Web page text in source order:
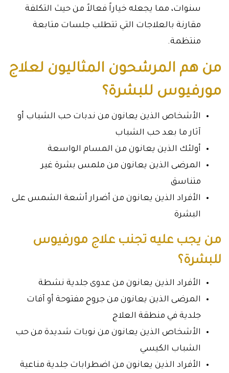
سنوات، مما يجعله خياراً فعالاً من حيث التكلفة
مقارنة بالعلاجات التي تتطلب جلسات متابعة
منتظمة.
من هم المرشحون المثاليون لعلاج
مورفيوس للبشرة؟
الأشخاص الذين يعانون من ندبات حب الشباب أو
آثار ما بعد حب الشباب
أولئك الذين يعانون من المسام الواسعة
المرضى الذين يعانون من ملمس بشرة غير
متناسق
الأفراد الذين يعانون من أضرار أشعة الشمس على
البشرة
من يجب عليه تجنب علاج مورفيوس
للبشرة؟
الأفراد الذين يعانون من عدوى جلدية نشطة
المرضى الذين يعانون من جروح مفتوحة أو آفات
جلدية في منطقة العلاج
الأشخاص الذين يعانون من نوبات شديدة من حب
الشباب الكيسي
الأفراد الذين يعانون من اضطرابات جلدية مناعية